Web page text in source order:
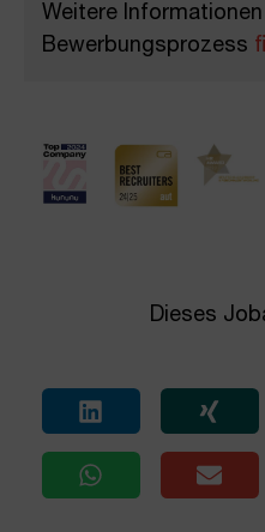
Weitere
Bewerbungsprozess
Dieses